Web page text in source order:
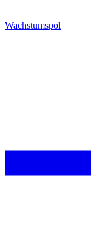
Wachstumspol